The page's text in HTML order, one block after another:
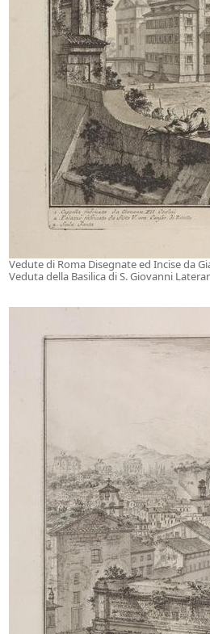
Vedute di Roma Disegnate ed Incise da
Veduta della Basilica di S. Giovanni